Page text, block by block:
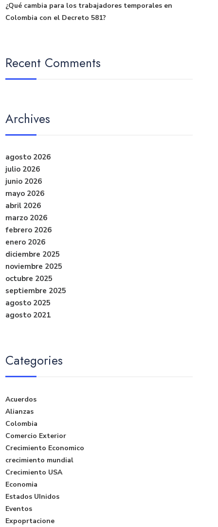
¿Qué cambia para los trabajadores temporales en
Colombia con el Decreto 581?
Recent Comments
Archives
agosto 2026
julio 2026
junio 2026
mayo 2026
abril 2026
marzo 2026
febrero 2026
enero 2026
diciembre 2025
noviembre 2025
octubre 2025
septiembre 2025
agosto 2025
agosto 2021
Categories
Acuerdos
Alianzas
Colombia
Comercio Exterior
Crecimiento Economico
crecimiento mundial
Crecimiento USA
Economia
Estados UInidos
Eventos
Expoprtacione